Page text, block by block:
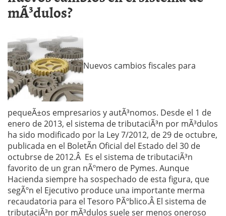
mÃ³dulos?
Nuevos cambios fiscales para
pequeÃ±os empresarios y autÃ³nomos. Desde el 1 de
enero de 2013, el sistema de tributaciÃ³n por mÃ³dulos
ha sido modificado por la Ley 7/2012, de 29 de octubre,
publicada en el BoletÃ­n Oficial del Estado del 30 de
octubrse de 2012.Â Es el sistema de tributaciÃ³n
favorito de un gran nÃºmero de Pymes. Aunque
Hacienda siempre ha sospechado de esta figura, que
segÃºn el Ejecutivo produce una importante merma
recaudatoria para el Tesoro PÃºblico.Â El sistema de
tributaciÃ³n por mÃ³dulos suele ser menos oneroso